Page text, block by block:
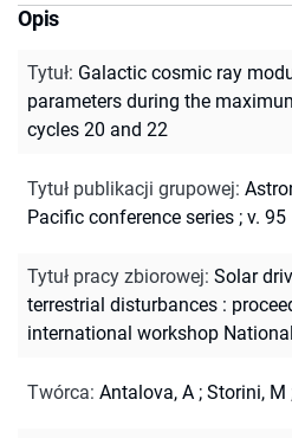
Opis
Tytuł: Galactic cosmic ray
parameters during the
cycles 20 and 22
Tytuł publikacji grupowej:
Pacific conference series ; v. 95
Tytuł pracy zbiorowej: Solar
terrestrial disturbances :
international workshop
Twórca: Antalova, A ; Storini, M